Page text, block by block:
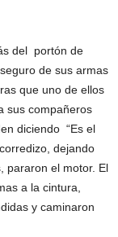
del portón de
de sus armas
que uno de ellos
sus compañeros
diciendo “Es el
dejando
pararon el motor. El
a la cintura,
y caminaron